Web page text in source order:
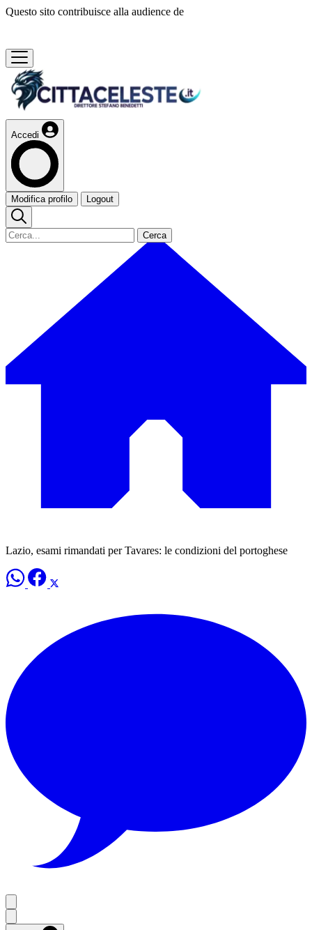
Questo sito contribuisce alla audience de
Accedi
Modifica profilo Logout
Cerca
Lazio, esami rimandati per Tavares: le condizioni del portoghese